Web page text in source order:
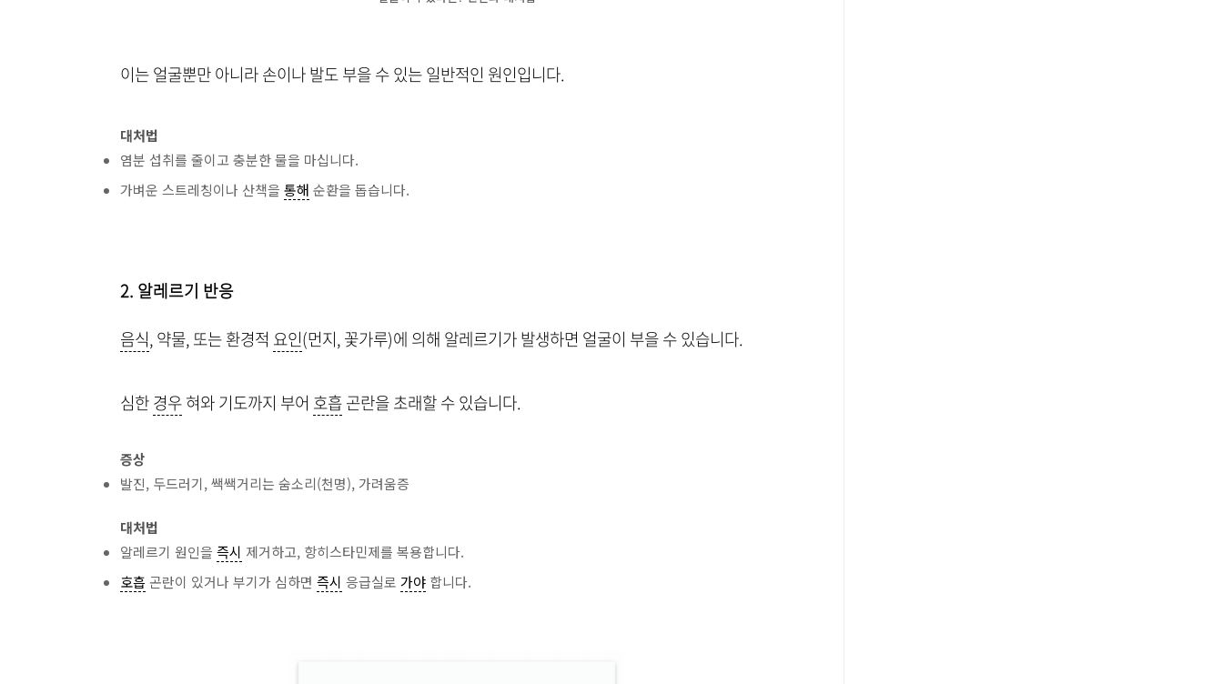
이는 얼굴뿐만 아니라 손이나 발도 부을 수 있는 일반적인 원인입니다.
대처법
염분 섭취를 줄이고 충분한 물을 마십니다.
가벼운 스트레칭이나 산책을 통해 순환을 돕습니다.
2. 알레르기 반응
음식, 약물, 또는 환경적 요인(먼지, 꽃가루)에 의해 알레르기가 발생하면 얼굴이 부을 수 있습니다.
심한경우혀와 기도까지 부어 호흡곤란을 초래할 수 있습니다.
증상
발진, 두드러기, 쌕쌕거리는 숨소리(천명), 가려움증
대처법
알레르기 원인을 즉시 제거하고, 항히스타민제를 복용합니다.
호흡 곤란이 있거나 부기가 심하면 즉시 응급실로 가야 합니다.